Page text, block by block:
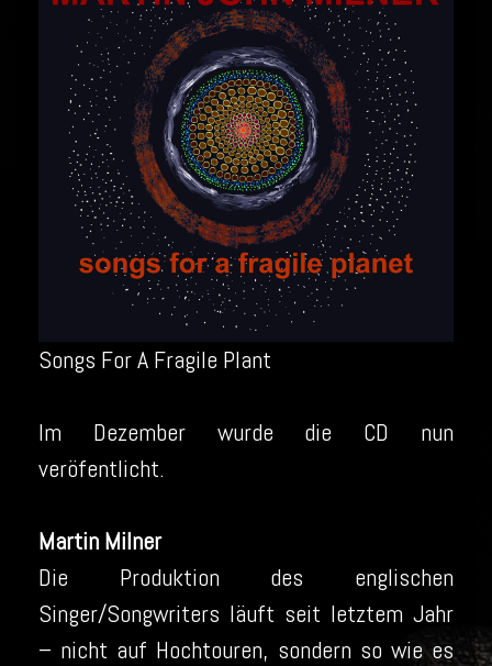
Songs For A Fragile Plant
Im Dezember wurde die CD nun
veröfentlicht.
Martin Milner
Die Produktion des englischen
Singer/Songwriters läuft seit letztem Jahr
– nicht auf Hochtouren, sondern so wie es